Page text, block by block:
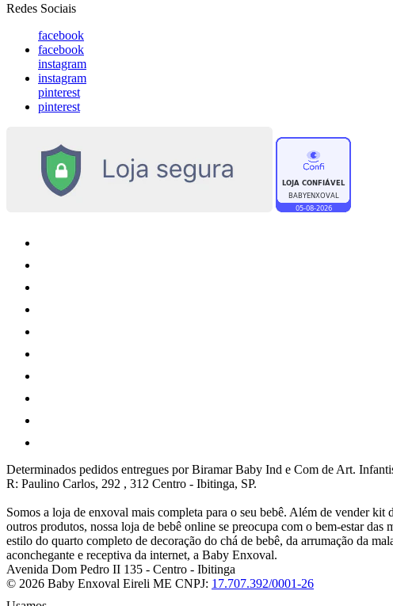
Redes Sociais
facebook
facebook
instagram
instagram
pinterest
pinterest
Determinados pedidos entregues por Biramar Baby Ind e Com de Art.
R: Paulino Carlos, 292 , 312 Centro - Ibitinga, SP.
Somos a loja de enxoval mais completa para o seu bebê. Além de vender kit
outros produtos, nossa loja de bebê online se preocupa com o bem-estar das
estilo do quarto completo de decoração do chá de bebê, da arrumação da
aconchegante e receptiva da internet, a Baby Enxoval.
Avenida Dom Pedro II 135 - Centro - Ibitinga
© 2026 Baby Enxoval Eireli ME CNPJ: 17.707.392/0001-26